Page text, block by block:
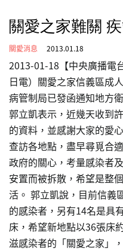
關愛之家難關
關愛消息 2013.01.18
2013-01-18【中央廣播電
日電）關愛之家信義區成
病管制局已發函通知地方
郭立凱表示，近幾天收到
的資料，並感謝大家的愛
查訪各地點，盡早尋覓合
政府的關心，考量感染者
安置而被拆散，希望是整
活。 郭立凱說，目前信義
的感染者，另有14名是具
床，希望新地點以36張床
滋感染者的「關愛之家」